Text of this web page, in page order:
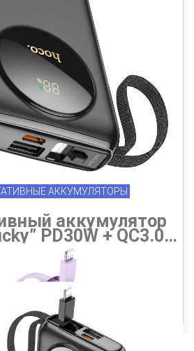
АККУМУЛЯТОРЫ
аккумулятор
PD30W + QC3.0
10000mAh